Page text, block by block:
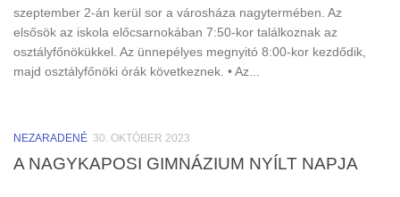
szeptember 2-án kerül sor a városháza nagytermében. Az
elsősök az iskola előcsarnokában 7:50-kor találkoznak az
osztályfőnökükkel. Az ünnepélyes megnyitó 8:00-kor kezdődik,
majd osztályfőnöki órák következnek. • Az...
NEZARADENÉ 30. OKTÓBER 2023
A NAGYKAPOSI GIMNÁZIUM NYÍLT NAPJA